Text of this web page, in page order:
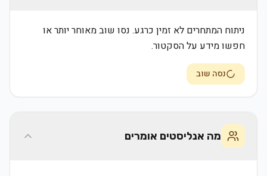
ניתוח המתחרים לא זמין כרגע. נסו שוב מאוחר יותר או
חפשו מידע על הסקטור.
נסה שוב
מה אנליסטים אומרים